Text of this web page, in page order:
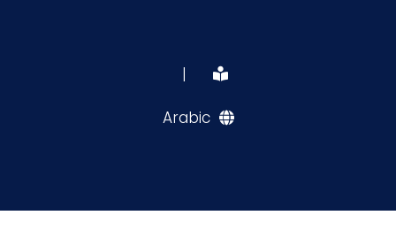
Arabic